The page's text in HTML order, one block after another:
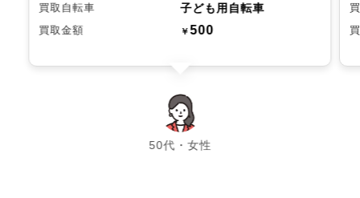
買取自転車 子ども用自転車
買取金額 ￥500
50代・女性
chevron_left chevron_right